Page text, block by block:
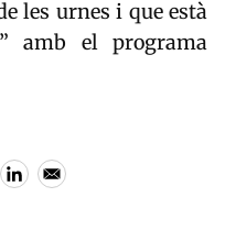
les urnes i que està
amb el programa